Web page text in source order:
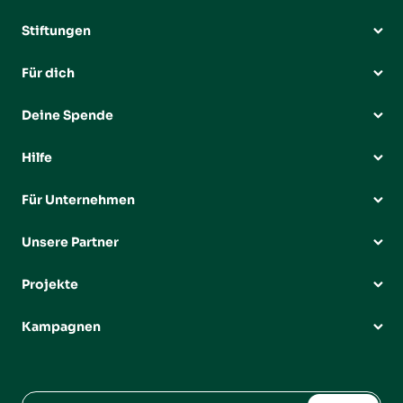
Stiftungen
Für dich
Deine Spende
Hilfe
Für Unternehmen
Unsere Partner
Projekte
Kampagnen